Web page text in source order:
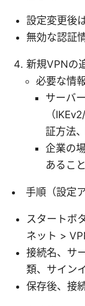
設定変更後
無効な認証
新規VPNの
必要な情
サーバ
（
証方法
企業の
あるこ
手順（設定
スタートボ
ネット >
接続名、サ
類、サイン
保存後、接